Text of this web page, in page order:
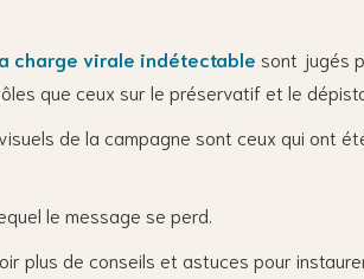
charge virale indétectable sont jugés
que ceux sur le préservatif et le
de la campagne sont ceux qui ont
le message se perd.
plus de conseils et astuces pour